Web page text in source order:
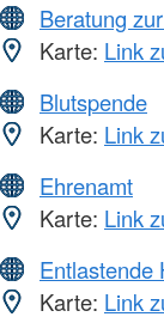
Beratung
Karte: Link
Blutspende
Karte: Link
Ehrenamt
Karte: Link
Entlastende
Karte: Link